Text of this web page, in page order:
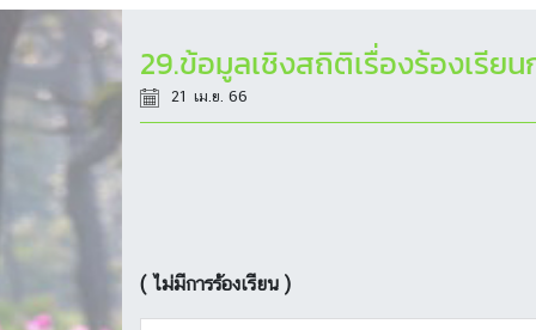
29.ข้อมูลเชิงสถิติเรื่องร้องเรีย
21 เม.ย. 66
( ไม่มีการร้องเรียน )